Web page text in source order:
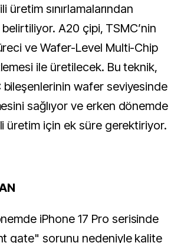
üretim sınırlamalarından
belirtiliyor. A20 çipi, TSMC’nin
ve Wafer-Level Multi-Chip
ile üretilecek. Bu teknik,
bileşenlerinin wafer seviyesinde
sağlıyor ve erken dönemde
üretim için ek süre gerektiriyor.
iPhone 17 Pro serisinde
gate" sorunu nedeniyle kalite